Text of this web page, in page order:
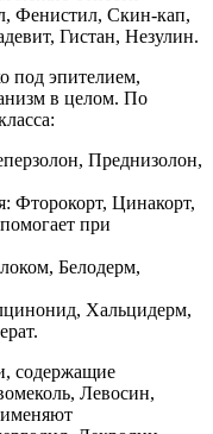
Фенистил, Скин-кап,
Гистан, Незулин.
под эпителием,
в целом. По
Преднизолон,
Фторокорт, Цинакорт,
при
Белодерм,
Хальцидерм,
содержащие
Левосин,